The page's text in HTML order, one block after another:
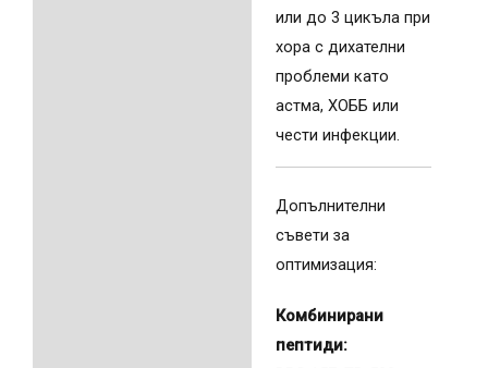
или до 3 цикъла при
хора с дихателни
проблеми като
астма, ХОББ или
чести инфекции.
Допълнителни
съвети за
оптимизация:
Комбинирани
пептиди: